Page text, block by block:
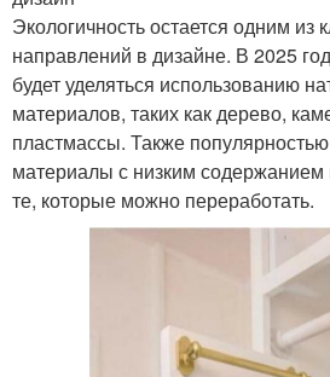
Экологичность остается одним из
направлений в дизайне. В 2025
будет уделяться использованию
материалов, таких как дерево,
пластмассы. Также популярностью
материалы с низким
те, которые можно переработать.